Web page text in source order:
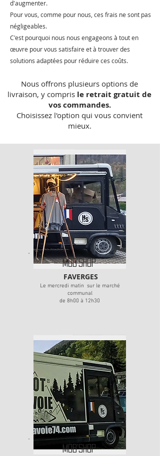
d'augmenter.
Pour vous, comme pour nous, ces frais ne sont pas
négligeables.
C'est pourquoi nous nous engageons à tout en
œuvre pour vous satisfaire et à trouver des
solutions adaptées pour réduire ces coûts.
Nous offrons plusieurs options de
livraison, y compris le retrait gratuit de
vos commandes.
Choisissez l'option qui vous convient
mieux.
MOB'SHOP
FAVERGES
Le mercredi matin sur le marché
communal
de 8h00 à 12h30
MOB'SHOP